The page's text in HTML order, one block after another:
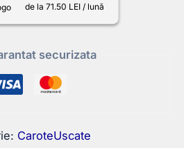
de la 71.50 LEI / lună
securizata
CaroteUscate